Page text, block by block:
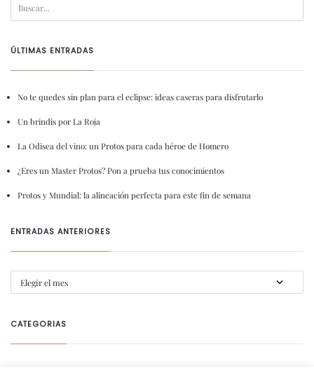
ÚLTIMAS ENTRADAS
No te quedes sin plan para el eclipse: ideas caseras para disfrutarlo
Un brindis por La Roja
La Odisea del vino: un Protos para cada héroe de Homero
¿Eres un Master Protos? Pon a prueba tus conocimientos
Protos y Mundial: la alineación perfecta para este fin de semana
ENTRADAS ANTERIORES
CATEGORIAS